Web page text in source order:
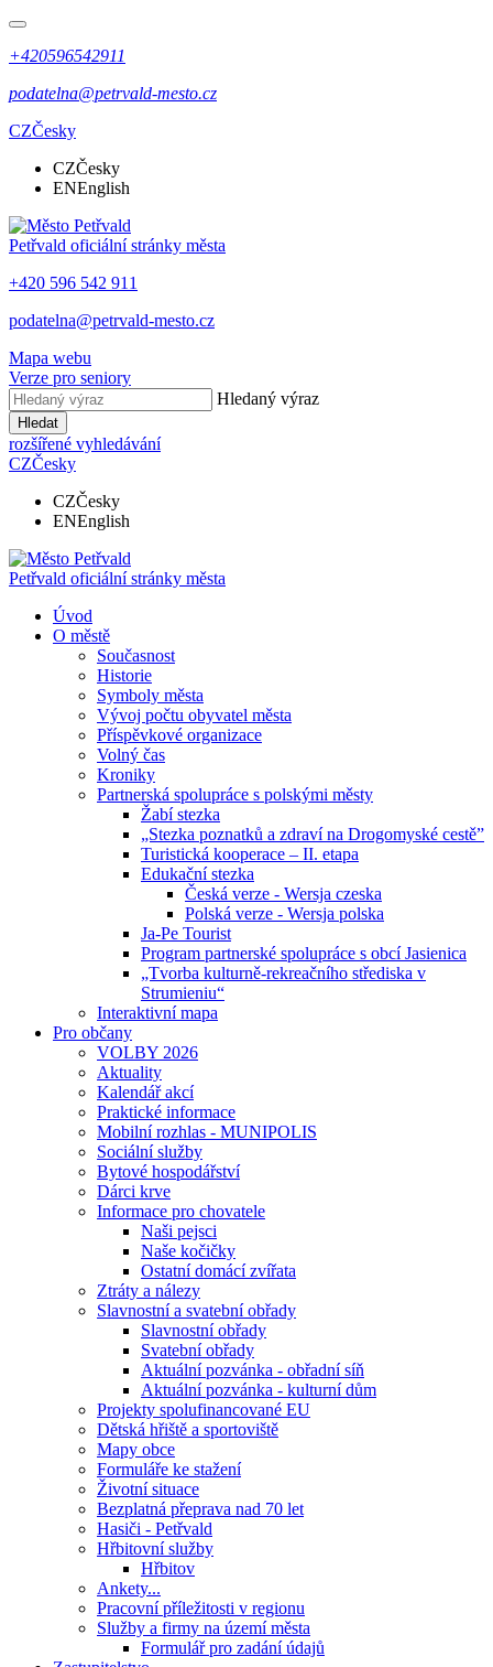
+420596542911
podatelna@petrvald-mesto.cz
CZČesky
CZČesky
ENEnglish
Petřvald oficiální stránky města
+420 596 542 911
podatelna@petrvald-mesto.cz
Mapa webu
Verze pro seniory
Hledaný výraz
Hledat
rozšířené vyhledávání
CZČesky
CZČesky
ENEnglish
Petřvald oficiální stránky města
Úvod
O městě
Současnost
Historie
Symboly města
Vývoj počtu obyvatel města
Příspěvkové organizace
Volný čas
Kroniky
Partnerská spolupráce s polskými městy
Žabí stezka
„Stezka poznatků a zdraví na Drogomyské cestě”
Turistická kooperace – II. etapa
Edukační stezka
Česká verze - Wersja czeska
Polská verze - Wersja polska
Ja-Pe Tourist
Program partnerské spolupráce s obcí Jasienica
„Tvorba kulturně-rekreačního střediska v
Strumieniu“
Interaktivní mapa
Pro občany
VOLBY 2026
Aktuality
Kalendář akcí
Praktické informace
Mobilní rozhlas - MUNIPOLIS
Sociální služby
Bytové hospodářství
Dárci krve
Informace pro chovatele
Naši pejsci
Naše kočičky
Ostatní domácí zvířata
Ztráty a nálezy
Slavnostní a svatební obřady
Slavnostní obřady
Svatební obřady
Aktuální pozvánka - obřadní síň
Aktuální pozvánka - kulturní dům
Projekty spolufinancované EU
Dětská hřiště a sportoviště
Mapy obce
Formuláře ke stažení
Životní situace
Bezplatná přeprava nad 70 let
Hasiči - Petřvald
Hřbitovní služby
Hřbitov
Ankety...
Pracovní příležitosti v regionu
Služby a firmy na území města
Formulář pro zadání údajů